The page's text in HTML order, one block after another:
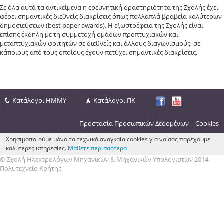
Σε όλα αυτά τα αντικείμενα η ερευνητική δραστηριότητα της Σχολής έχει
φέρει σημαντικές διεθνείς διακρίσεις όπως πολλαπλά βραβεία καλύτερων
δημοσιεύσεων (best paper awards). Η εξωστρέφεια της Σχολής είναι
επίσης έκδηλη με τη συμμετοχή ομάδων προπτυχιακών και
μεταπτυχιακών φοιτητών σε διεθνείς και άλλους διαγωνισμούς, σε
κάποιους από τους οποίους έχουν πετύχει σημαντικές διακρίσεις.
Κατάλογοι ΗΜΜΥ Κατάλογοι ΠΚ
Προστασία Προσωπικών Δεδομένων | Cookies
Χρησιμοποιούμε μόνο τα τεχνικά αναγκαία cookies για να σας παρέχουμε
καλύτερες υπηρεσίες. Μάθετε περισσότερα
© Σχολή Ηλεκτρολόγων Μηχανικών & Μηχανικών Υπολογιστών 2014
Πολυτεχνείο Κρήτης